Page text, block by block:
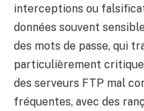
interceptions ou
données souvent
des mots de passe, qui
particulièrement
des serveurs FTP mal
fréquentes, avec des